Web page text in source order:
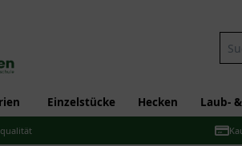
Einzelstücke Hecken Laub-